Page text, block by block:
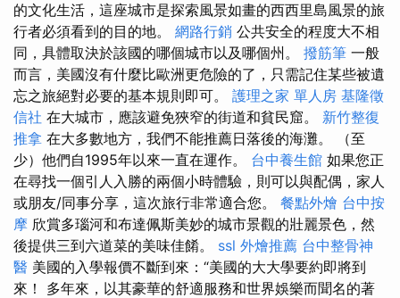
的文化生活，這座城市是探索風景如畫的西西里島風景的旅
行者必須看到的目的地。 網路行銷 公共安全的程度大不相
同，具體取決於該國的哪個城市以及哪個州。 撥筋筆 一般
而言，美國沒有什麼比歐洲更危險的了，只需記住某些被遺
忘之旅絕對必要的基本規則即可。 護理之家 單人房 基隆徵
信社 在大城市，應該避免狹窄的街道和貧民窟。 新竹整復
推拿 在大多數地方，我們不能推薦日落後的海灘。 （至
少）他們自1995年以來一直在運作。 台中養生館 如果您正
在尋找一個引人入勝的兩個小時體驗，則可以與配偶，家人
或朋友/同事分享，這次旅行非常適合您。 餐點外燴 台中按
摩 欣賞多瑙河和布達佩斯美妙的城市景觀的壯麗景色，然
後提供三到六道菜的美味佳餚。 ssl 外燴推薦 台中整骨神
醫 美國的入學報價不斷到來：“美國的大大學要約即將到
來！ 多年來，以其豪華的舒適服務和世界娛樂而聞名的著